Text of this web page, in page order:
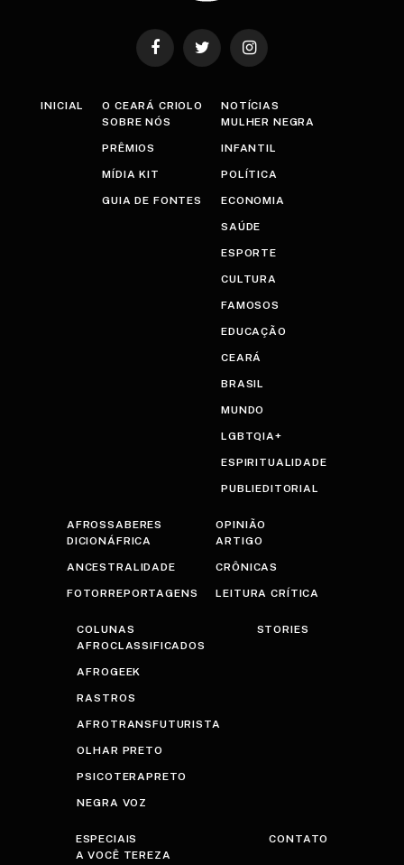
FacebookTwitter Instagram
INICIAL
O CEARÁ CRIOLO
SOBRE NÓS
PRÊMIOS
MÍDIA KIT
GUIA DE FONTES
NOTÍCIAS
MULHER NEGRA
INFANTIL
POLÍTICA
ECONOMIA
SAÚDE
ESPORTE
CULTURA
FAMOSOS
EDUCAÇÃO
CEARÁ
BRASIL
MUNDO
LGBTQIA+
ESPIRITUALIDADE
PUBLIEDITORIAL
AFROSSABERES
DICIONÁFRICA
ANCESTRALIDADE
FOTORREPORTAGENS
OPINIÃO
ARTIGO
CRÔNICAS
LEITURA CRÍTICA
COLUNAS
AFROCLASSIFICADOS
AFROGEEK
RASTROS
AFROTRANSFUTURISTA
OLHAR PRETO
PSICOTERAPRETO
NEGRA VOZ
STORIES
ESPECIAIS
A VOCÊ TEREZA
CONTATO